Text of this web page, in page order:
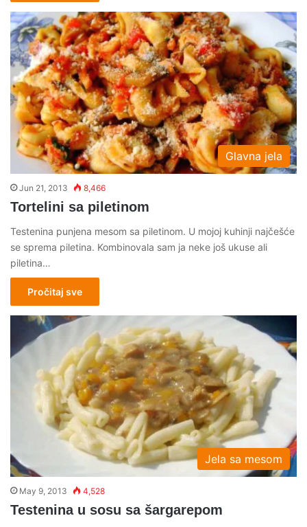
Glavna jela
Jun 21, 2013 8,466
Tortelini sa piletinom
Testenina punjena mesom sa piletinom. U mojoj kuhinji najčešće
se sprema piletina. Kombinovala sam ja neke još ukuse ali
piletina…
Pročitaj sve
Jela sa mesom
May 9, 2013 4,528
Testenina u sosu sa šargarepom